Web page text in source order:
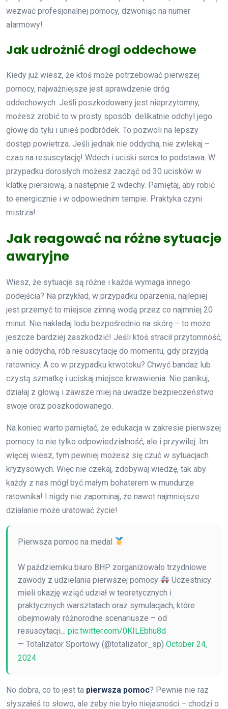
wezwać profesjonalnej pomocy, dzwoniąc na numer
alarmowy!
Jak udrożnić drogi oddechowe
Kiedy już wiesz, że ktoś może potrzebować pierwszej
pomocy, najważniejsze jest sprawdzenie dróg
oddechowych. Jeśli poszkodowany jest nieprzytomny,
możesz zrobić to w prosty sposób: delikatnie odchyl jego
głowę do tyłu i unieś podbródek. To pozwoli na lepszy
dostęp powietrza. Jeśli jednak nie oddycha, nie zwlekaj –
czas na resuscytację! Wdech i uciski serca to podstawa. W
przypadku dorosłych możesz zacząć od 30 ucisków w
klatkę piersiową, a następnie 2 wdechy. Pamiętaj, aby robić
to energicznie i w odpowiednim tempie. Praktyka czyni
mistrza!
Jak reagować na różne sytuacje
awaryjne
Wiesz, że sytuacje są różne i każda wymaga innego
podejścia? Na przykład, w przypadku oparzenia, najlepiej
jest przemyć to miejsce zimną wodą przez co najmniej 20
minut. Nie nakładaj lodu bezpośrednio na skórę – to może
jeszcze bardziej zaszkodzić! Jeśli ktoś stracił przytomność,
a nie oddycha, rób resuscytację do momentu, gdy przyjdą
ratownicy. A co w przypadku krwotoku? Chwyć bandaż lub
czystą szmatkę i uciskaj miejsce krwawienia. Nie panikuj,
działaj z głową i zawsze miej na uwadze bezpieczeństwo
swoje oraz poszkodowanego.
Na koniec warto pamiętać, że edukacja w zakresie pierwszej
pomocy to nie tylko odpowiedzialność, ale i przywilej. Im
więcej wiesz, tym pewniej możesz się czuć w sytuacjach
kryzysowych. Więc nie czekaj, zdobywaj wiedzę, tak aby
każdy z nas mógł być małym bohaterem w mundurze
ratownika! I nigdy nie zapominaj, że nawet najmniejsze
działanie może uratować życie!
Pierwsza pomoc na medal
W październiku biuro BHP zorganizowało trzydniowe
zawody z udzielania pierwszej pomocy
Uczestnicy
mieli okazję wziąć udział w teoretycznych i
praktycznych warsztatach oraz symulacjach, które
obejmowały różnorodne scenariusze – od
resuscytacji… pic.twitter.com/0KILEbhu8d
— Totalizator Sportowy (@totalizator_sp) October 24,
2024
No dobra, co to jest ta pierwsza pomoc? Pewnie nie raz
słyszałeś to słowo, ale żeby nie było niejasności – chodzi o